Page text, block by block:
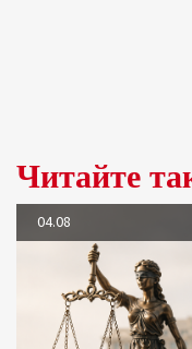
Читайте
04.08